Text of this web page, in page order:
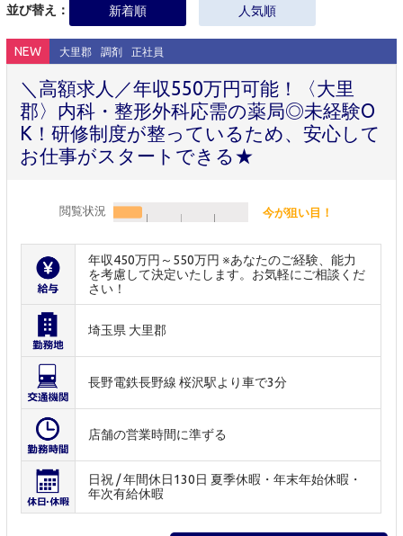
並び替え： 新着順 人気順
NEW 大里郡 調剤 正社員
＼高額求人／年収550万円可能！〈大里
郡〉内科・整形外科応需の薬局◎未経験O
K！研修制度が整っているため、安心して
お仕事がスタートできる★
閲覧状況 今が狙い目！
年収450万円～550万円 ※あなたのご経験、能力
を考慮して決定いたします。お気軽にご相談くだ
さい！
埼玉県 大里郡
長野電鉄長野線 桜沢駅より車で3分
店舗の営業時間に準ずる
日祝 / 年間休日130日 夏季休暇・年末年始休暇・
年次有給休暇